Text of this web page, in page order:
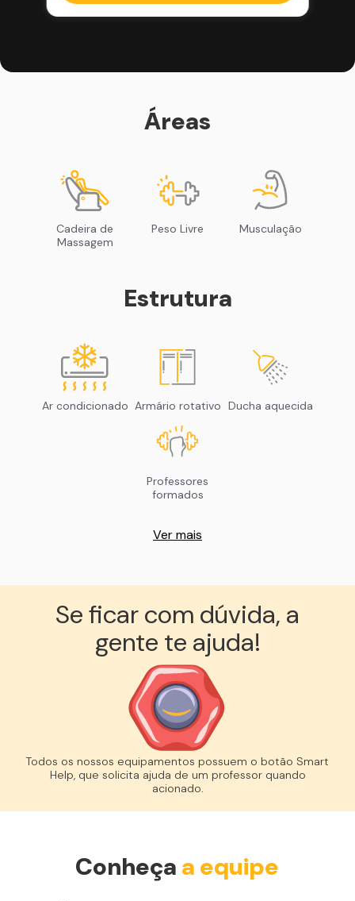
Áreas
Cadeira de
Massagem
Peso Livre Musculação
Estrutura
Ar condicionado Armário rotativo Ducha aquecida
Professores
formados
Ver mais
Se ficar com dúvida, a
gente te ajuda!︎
Todos os nossos equipamentos possuem o botão Smart
Help, que solicita ajuda de um professor quando
acionado.
Conheça a equipe